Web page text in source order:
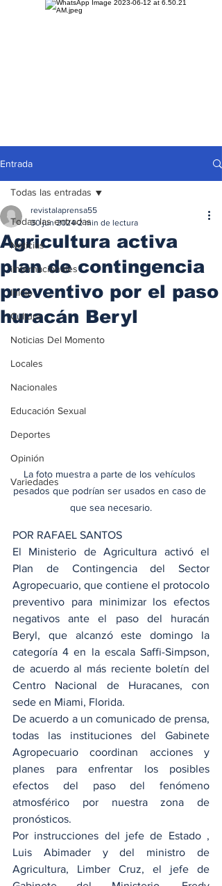
Entrada
Todas las entradas
Noticias
iInternacionales
Inicio
Cultura
Noticias Del Momento
Locales
Nacionales
Educación Sexual
Deportes
Opinión
Variedades
Todas las entradas
Agricultura activa
plan de contingencia
preventivo por el paso
huracán Beryl
revistalaprensa55
30 jun 2024 2 min de lectura
La foto muestra a parte de los vehículos
pesados que podrían ser usados en caso de
que sea necesario.
POR RAFAEL SANTOS
El Ministerio de Agricultura activó el
Plan de Contingencia del Sector
Agropecuario, que contiene el protocolo
preventivo para minimizar los efectos
negativos ante el paso del huracán
Beryl, que alcanzó este domingo la
categoría 4 en la escala Saffi-Simpson,
de acuerdo al más reciente boletín del
Centro Nacional de Huracanes, con
sede en Miami, Florida.
De acuerdo a un comunicado de prensa,
todas las instituciones del Gabinete
Agropecuario coordinan acciones y
planes para enfrentar los posibles
efectos del paso del fenómeno
atmosférico por nuestra zona de
pronósticos.
Por instrucciones del jefe de Estado ,
Luis Abimader y del ministro de
Agricultura, Limber Cruz, el jefe de